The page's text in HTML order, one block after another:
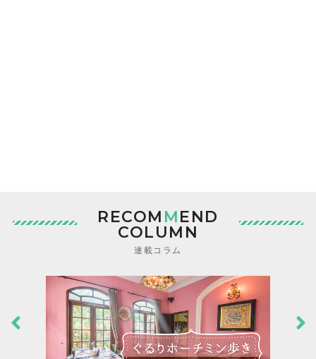
RECOM MEND
COLUMN
連載コラム